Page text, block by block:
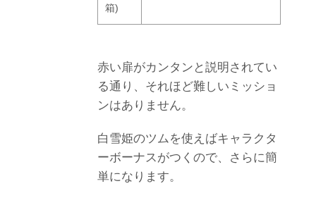
箱)
赤い扉がカンタンと説明されてい
る通り、それほど難しいミッショ
ンはありません。
白雪姫のツムを使えばキャラクタ
ーボーナスがつくので、さらに簡
単になります。